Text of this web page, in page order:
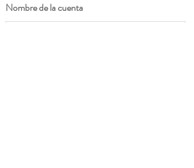
Nombre de la cuenta